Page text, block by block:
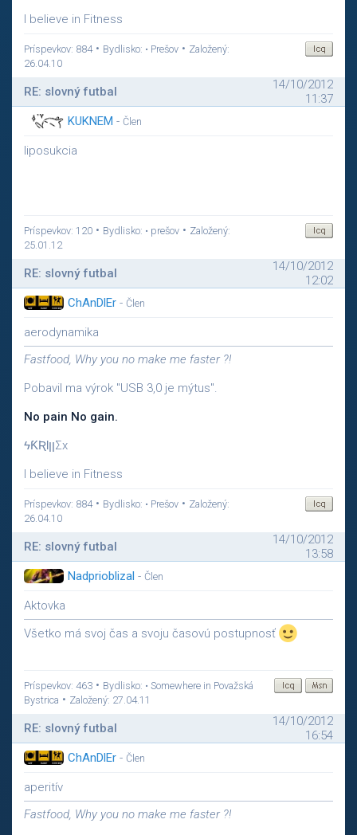
I believe in Fitness
Príspevkov: 884• Bydlisko: • Prešov • Založený:
26.04.10
RE: slovný futbal
14/10/2012
11:37
KUKNEM - Člen
liposukcia
Príspevkov: 120 • Bydlisko: • prešov • Založený:
25.01.12
RE: slovný futbal
14/10/2012
12:02
ChAnDlEr - Člen
aerodynamika
Fastfood, Why you no make me faster ?!
Pobavil ma výrok "USB 3,0 je mýtus".
No pain No gain.
ϟƘƦƖןןΣx
I believe in Fitness
Príspevkov: 884• Bydlisko: • Prešov • Založený:
26.04.10
RE: slovný futbal
14/10/2012
13:58
Nadprioblizal - Člen
Aktovka
Všetko má svoj čas a svoju časovú postupnosť
Príspevkov: 463 • Bydlisko: • Somewhere in Považská
Bystrica • Založený: 27.04.11
RE: slovný futbal
14/10/2012
16:54
ChAnDlEr - Člen
aperitív
Fastfood, Why you no make me faster ?!